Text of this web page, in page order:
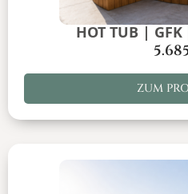
HOT TUB | GFK
ZUM